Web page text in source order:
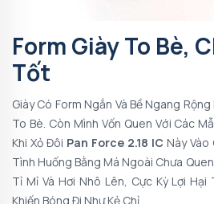
Form Giày To Bè,
Tốt
Giày Có Form Ngắn Và Bề Ngang
To Bè. Còn Mình Vốn Quen Với Các
Khi Xỏ Đôi Pan Force 2.18 IC Này Vào
Tình Huống Bằng Má Ngoài Chưa
Tỉ Mỉ Và Hơi Nhô Lên, Cực Kỳ Lợi Hại
Khiến Bóng Đi Như Kẻ Chỉ.